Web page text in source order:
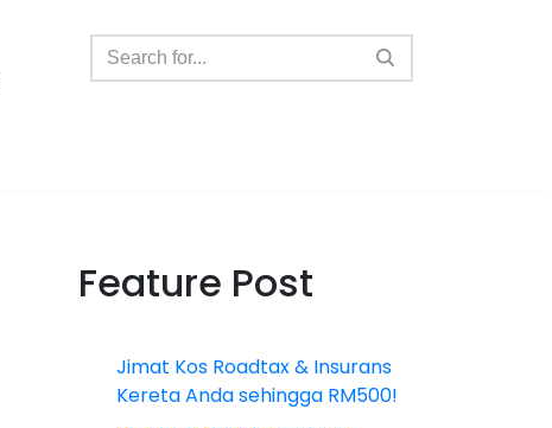
Feature Post
Jimat Kos Roadtax & Insurans
Kereta Anda sehingga RM500!